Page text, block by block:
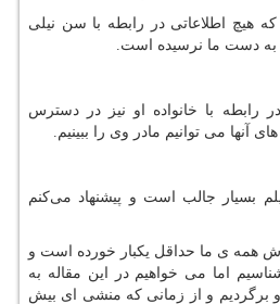
که هیچ اطلاعاتی در رابطه با سن نیلی
به دست ما نرسیده است.
رابطه با خانواده او نیز در دسترس
آنها می توانیم مادر وی را ببینیم.
بسیار جالب است و پیشنهاد می‌کنم
همه ی ما حداقل یکبار خورده است و
اما می خواهیم در این مقاله به
برگردیم و از زمانی که منشی ای بیش